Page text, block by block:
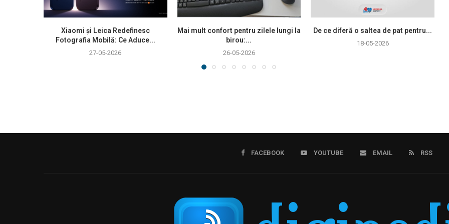
Xiaomi și Leica Redefinesc
Fotografia Mobilă: Ce Aduce...
27-05-2026
Mai mult confort pentru zilele lungi la
birou:...
26-05-2026
De ce diferă o saltea de pat pentru...
18-05-2026
FACEBOOK YOUTUBE EMAIL RSS